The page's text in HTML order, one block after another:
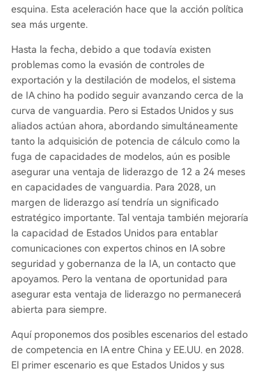
esquina. Esta aceleración hace que la acción política
sea más urgente.
Hasta la fecha, debido a que todavía existen
problemas como la evasión de controles de
exportación y la destilación de modelos, el sistema
de IA chino ha podido seguir avanzando cerca de la
curva de vanguardia. Pero si Estados Unidos y sus
aliados actúan ahora, abordando simultáneamente
tanto la adquisición de potencia de cálculo como la
fuga de capacidades de modelos, aún es posible
asegurar una ventaja de liderazgo de 12 a 24 meses
en capacidades de vanguardia. Para 2028, un
margen de liderazgo así tendría un significado
estratégico importante. Tal ventaja también mejoraría
la capacidad de Estados Unidos para entablar
comunicaciones con expertos chinos en IA sobre
seguridad y gobernanza de la IA, un contacto que
apoyamos. Pero la ventana de oportunidad para
asegurar esta ventaja de liderazgo no permanecerá
abierta para siempre.
Aquí proponemos dos posibles escenarios del estado
de competencia en IA entre China y EE.UU. en 2028.
El primer escenario es que Estados Unidos y sus